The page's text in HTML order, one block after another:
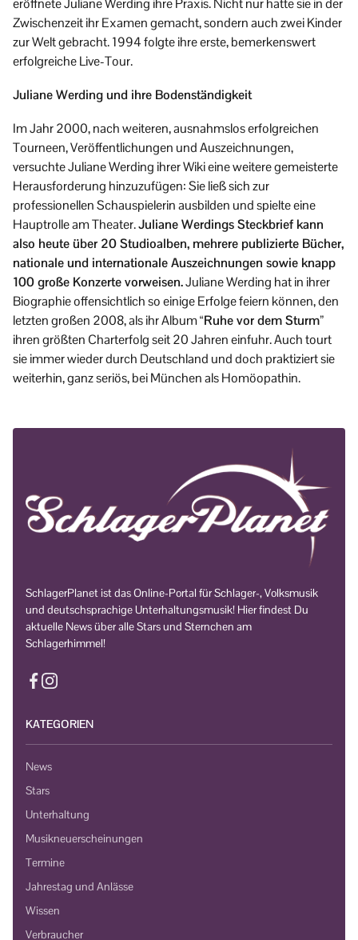
eröffnete Juliane Werding ihre Praxis. Nicht nur hatte sie in der
Zwischenzeit ihr Examen gemacht, sondern auch zwei Kinder
zur Welt gebracht. 1994 folgte ihre erste, bemerkenswert
erfolgreiche Live-Tour.
Juliane Werding und ihre Bodenständigkeit
Im Jahr 2000, nach weiteren, ausnahmslos erfolgreichen
Tourneen, Veröffentlichungen und Auszeichnungen,
versuchte Juliane Werding ihrer Wiki eine weitere gemeisterte
Herausforderung hinzuzufügen: Sie ließ sich zur
professionellen Schauspielerin ausbilden und spielte eine
Hauptrolle am Theater.Juliane Werdings Steckbrief kann
also heute über 20 Studioalben, mehrere publizierte Bücher,
nationale und internationale Auszeichnungen sowie knapp
100 große Konzerte vorweisen.Juliane Werding hat in ihrer
Biographie offensichtlich so einige Erfolge feiern können, den
letzten großen 2008, als ihr Album“Ruhe vor dem Sturm”
ihren größten Charterfolg seit 20 Jahren einfuhr. Auch tourt
sie immer wieder durch Deutschland und doch praktiziert sie
weiterhin, ganz seriös, bei München als Homöopathin.
SchlagerPlanet ist das Online-Portal für Schlager-, Volksmusik
und deutschsprachige Unterhaltungsmusik! Hier findest Du
aktuelle News über alle Stars und Sternchen am
Schlagerhimmel!
KATEGORIEN
News
Stars
Unterhaltung
Musikneuerscheinungen
Termine
Jahrestag und Anlässe
Wissen
Verbraucher